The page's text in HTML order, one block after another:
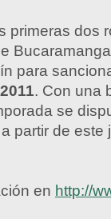
primeras dos
para
. Con una
se
partir de este
en http://